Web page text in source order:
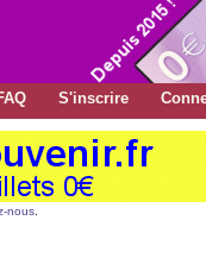
S'inscrire
nous.